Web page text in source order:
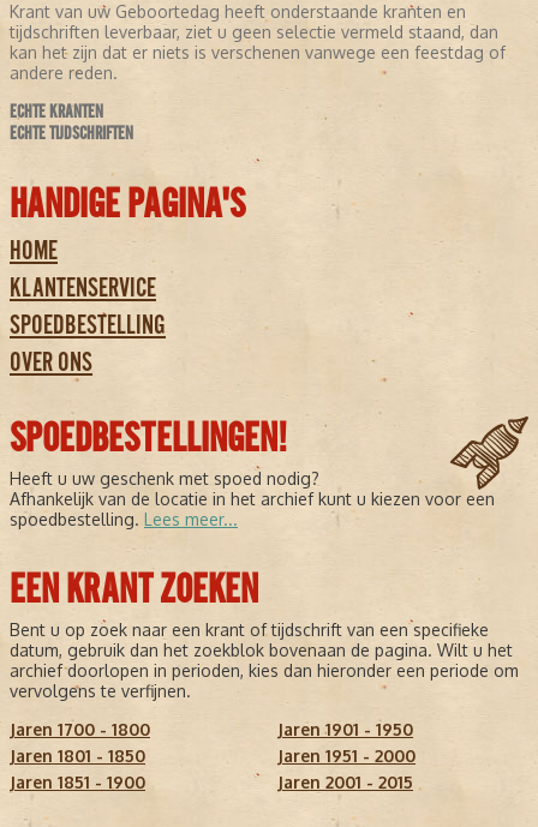
Krant van uw Geboortedag heeft onderstaande kranten en
tijdschriften leverbaar, ziet u geen selectie vermeld staand, dan
kan het zijn dat er niets is verschenen vanwege een feestdag of
andere reden.
ECHTE KRANTEN
ECHTE TIJDSCHRIFTEN
HANDIGE PAGINA'S
HOME
KLANTENSERVICE
SPOEDBESTELLING
OVER ONS
SPOEDBESTELLINGEN!
Heeft u uw geschenk met spoed nodig?
Afhankelijk van de locatie in het archief kunt u kiezen voor een
spoedbestelling. Lees meer...
EEN KRANT ZOEKEN
Bent u op zoek naar een krant of tijdschrift van een specifieke
datum, gebruik dan het zoekblok bovenaan de pagina. Wilt u het
archief doorlopen in perioden, kies dan hieronder een periode om
vervolgens te verfijnen.
Jaren 1700 - 1800
Jaren 1801 - 1850
Jaren 1851 - 1900
Jaren 1901 - 1950
Jaren 1951 - 2000
Jaren 2001 - 2015